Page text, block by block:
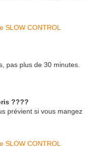
pas plus de 30 minutes.
????
prévient si vous mangez